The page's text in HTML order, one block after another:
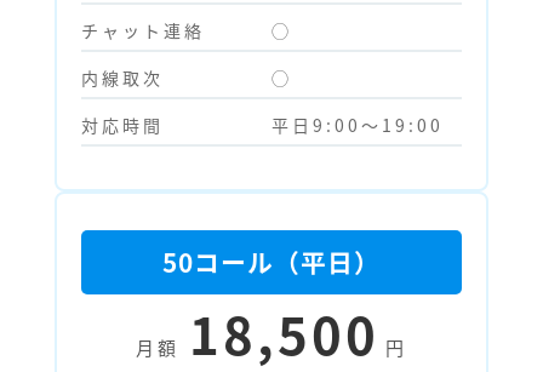
チャット連絡
◯
内線取次
◯
対応時間
平日9:00～19:00
50コール（平日）
月額 18,500 円